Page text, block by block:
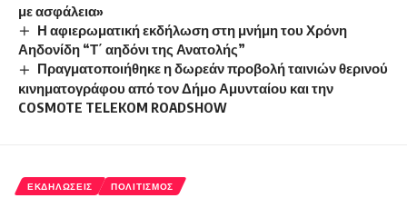
με ασφάλεια»
Η αφιερωματική εκδήλωση στη μνήμη του Χρόνη
Αηδονίδη “Τ΄ αηδόνι της Ανατολής”
Πραγματοποιήθηκε η δωρεάν προβολή ταινιών θερινού
κινηματογράφου από τον Δήμο Αμυνταίου και την
COSMOTE TELEKOM ROADSHOW
ΕΚΔΗΛΏΣΕΙΣ ΠΟΛΙΤΙΣΜΌΣ